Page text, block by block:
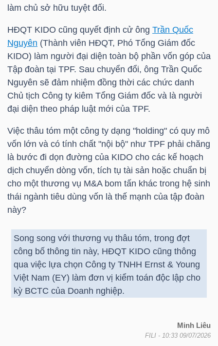
làm chủ sở hữu tuyệt đối.
HĐQT KIDO cũng quyết định cử ông Trần Quốc
Nguyên (Thành viên HĐQT, Phó Tổng Giám đốc
KIDO) làm người đại diện toàn bộ phần vốn góp của
Tập đoàn tại TPF. Sau chuyển đổi, ông Trần Quốc
Nguyên sẽ đảm nhiệm đồng thời các chức danh
Chủ tịch Công ty kiêm Tổng Giám đốc và là người
đại diện theo pháp luật mới của TPF.
Việc thâu tóm một công ty dạng "holding" có quy mô
vốn lớn và có tính chất "nội bộ" như TPF phải chăng
là bước đi dọn đường của KIDO cho các kế hoạch
dịch chuyển dòng vốn, tích tụ tài sản hoặc chuẩn bị
cho một thương vụ M&A bom tấn khác trong hệ sinh
thái ngành tiêu dùng vốn là thế mạnh của tập đoàn
này?
Song song với thương vụ thâu tóm, trong đợt
công bố thông tin này, HĐQT KIDO cũng thông
qua việc lựa chọn Công ty TNHH Ernst & Young
Việt Nam (EY) làm đơn vị kiểm toán độc lập cho
kỳ BCTC của Doanh nghiệp.
Minh Liêu
FILI - 10:33 09/07/2026
CỔ
PHIẾU
PHÁI
SINH
TRÁI
PHIẾU
CÔNG
ĐẦU
TƯ
TRUY